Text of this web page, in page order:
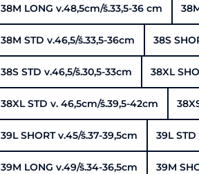
38M LONG v.48,5cm/š.33,5-36 cm
38M STD v.46,5/š.33,5-36cm 38S
38S STD v.46,5/š.30,5-33cm 38XL
38XL STD v. 46,5cm/š.39,5-42cm
39L SHORT v.45/š.37-39,5cm 39L
39M LONG v.49/š.34-36,5cm 39M